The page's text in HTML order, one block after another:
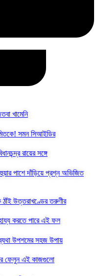
খামেনি
সমন সিআইডির
রায়ের সঙ্গে
পাশে দাঁড়িয়ে প্রশ্ন অভিজিত
ঠাঁই উত্তরাখণ্ডের তরুণীর
করতে পারে এই ফল
ব্যথা উপশমের সহজ উপায়
ফেলুন এই কাজগুলো